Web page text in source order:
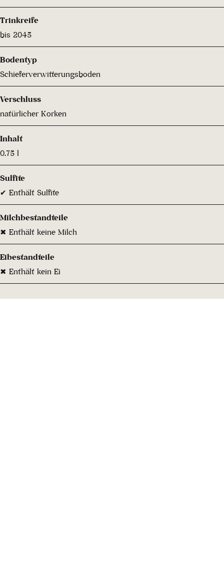
Trinkreife
bis 2045
Bodentyp
Schieferverwitterungsboden
Verschluss
natürlicher Korken
Inhalt
0.75 l
Sulfite
✔ Enthält Sulfite
Milchbestandteile
✖ Enthält keine Milch
Eibestandteile
✖ Enthält kein Ei